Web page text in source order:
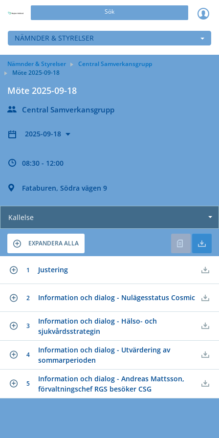
Sök
NÄMNDER & STYRELSER
Nämnder & Styrelser
Central Samverkansgrupp
Möte 2025-09-18
Möte 2025-09-18
Central Samverkansgrupp
2025-09-18
08:30 - 12:00
Fataburen, Södra vägen 9
Kallelse
EXPANDERA ALLA
1 Justering
2 Information och dialog - Nulägesstatus Cosmic
3
Information och dialog - Hälso- och
sjukvårdsstrategin
4
Information och dialog - Utvärdering av
sommarperioden
5
Information och dialog - Andreas Mattsson,
förvaltningschef RGS besöker CSG